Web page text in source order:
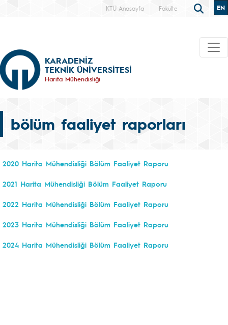
KTÜ Anasayfa Fakülte EN
KARADENİZ
TEKNİK ÜNİVERSİTESİ
Harita Mühendisliği
bölüm faaliyet raporları
2020 Harita Mühendisliği Bölüm Faaliyet Raporu
2021 Harita Mühendisliği Bölüm Faaliyet Raporu
2022 Harita Mühendisliği Bölüm Faaliyet Raporu
2023 Harita Mühendisliği Bölüm Faaliyet Raporu
2024 Harita Mühendisliği Bölüm Faaliyet Raporu